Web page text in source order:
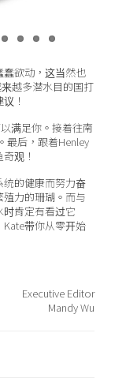
欲动，这当然也
越多潜水目的国打
！
满足你。接着往南
最后，跟着Henley
观！
的健康而努力奋
力的珊瑚。而与
肯定有看过它
带你从零开始
Executive Editor
Mandy Wu